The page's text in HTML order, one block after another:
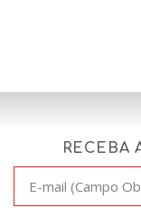
RECEBA